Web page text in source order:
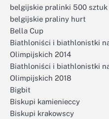
belgijskie pralinki 500 sztuk
belgijskie praliny hurt
Bella Cup
Biathloniści i biathlonistki
Olimpijskich 2014
Biathloniści i biathlonistki
Olimpijskich 2018
Bigbit
Biskupi kamienieccy
Biskupi krakowscy